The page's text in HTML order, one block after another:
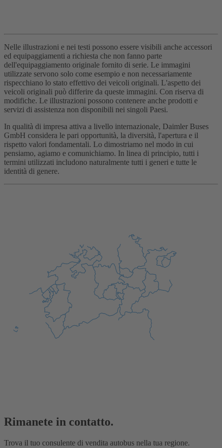
Nelle illustrazioni e nei testi possono essere visibili anche accessori
ed equipaggiamenti a richiesta che non fanno parte
dell'equipaggiamento originale fornito di serie. Le immagini
utilizzate servono solo come esempio e non necessariamente
rispecchiano lo stato effettivo dei veicoli originali. L'aspetto dei
veicoli originali può differire da queste immagini. Con riserva di
modifiche. Le illustrazioni possono contenere anche prodotti e
servizi di assistenza non disponibili nei singoli Paesi.
In qualità di impresa attiva a livello internazionale, Daimler Buses
GmbH considera le pari opportunità, la diversità, l'apertura e il
rispetto valori fondamentali. Lo dimostriamo nel modo in cui
pensiamo, agiamo e comunichiamo. In linea di principio, tutti i
termini utilizzati includono naturalmente tutti i generi e tutte le
identità di genere.
Rimanete in contatto.
Trova il tuo consulente di vendita autobus nella tua regione.